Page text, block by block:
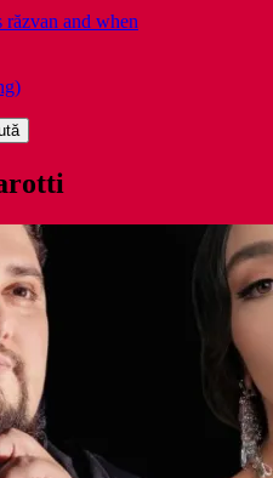
răzvan and when